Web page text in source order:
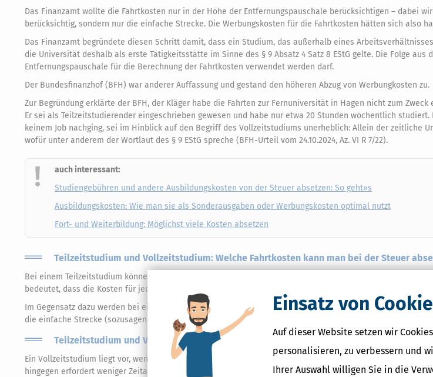
Einsatz von
Auf dieser Website setzen wir
personalisieren, zu verbessern und
Ihrer Auswahl willigen Sie in die
Das Finanzamt wollte die Fahrtkosten nur in der Höhe der Entfernungspauschale berücksichtigen – dabei
berücksichtig, sondern nur die einfache Strecke. Die Werbungskosten für die Fahrtkosten hätten sich also
Das Finanzamt begründete diesen Schritt damit, dass ein Studium, das außerhalb eines
die Universität deshalb als erste Tätigkeitsstätte im Sinne des § 9 Absatz 4 Satz 8 EStG gelte. Die Folge aus
Entfernungspauschale für die Berechnung der Fahrtkosten verwendet werden darf.
Der Bundesfinanzhof (BFH) war anderer Auffassung und gestand den höheren Abzug von Werbungkosten zu.
Zur Begründung erklärte der BFH, der Kläger habe die Fahrten zur Fernuniversität in Hagen nicht zum
Er sei als Teilzeitstudierender eingeschrieben gewesen und habe nur etwa 20 Stunden wöchentlich
keinem Job nachging, sei im Hinblick auf den Begriff des Vollzeitstudiums unerheblich: Allein der zeitliche
wofür unter anderem der Wortlaut des § 9 EStG spreche (BFH-Urteil vom 24.10.2024, Az. VI R 7/22).
auch interessant:
Studiengebühren und andere Ausbildungskosten von der Steuer absetzen: So geht»s
Ausbildungskosten: Wie man sie als Sonderausgaben oder Werbungskosten optimal nutzt
Fort- und Weiterbildung: Möglichst viele Kosten absetzen
Teilzeitstudium und Vollzeitstudium: Welche Fahrtkosten kann man bei der Steuer
Bei einem Teilzeitstudium können Fahrtkosten nach den tatsächlichen Reisekostengrundsätzen als
bedeutet, dass die Kosten für jeden gefahrenen Kilometer der Strecke mit 0,30 Euro pro Kilometer bei der
Im Gegensatz dazu werden bei einem Vollzeitstudium die Fahrtkosten nur in Höhe der
die einfache Strecke (sozusagen nur die Hinfahrt) zwischen Wohnung und Studienort mit 0,30 Euro pro
Teilzeitstudium und Vollzeitstudium: Definition und Zeitaufwand
Ein Vollzeitstudium liegt vor, wenn das Studium einem Vollzeitjob entspricht, also etwa 40 Stunden pro
hingegen erfordert weniger Zeitaufwand, typischerweise etwa 20 Stunden pro Woche.